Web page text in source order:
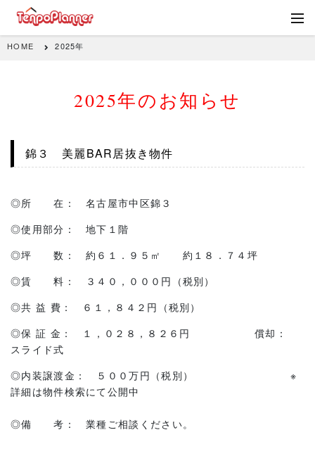
HOME 2025年
2025年のお知らせ
錦３ 美麗BAR居抜き物件
◎所 在： 名古屋市中区錦３
◎使用部分： 地下１階
◎坪 数： 約６１．９５㎡ 約１８．７４坪
◎賃 料： ３４０，０００円（税別）
◎共 益 費： ６１，８４２円（税別）
◎保 証 金： １，０２８，８２６円 償却：
スライド式
◎内装譲渡金： ５００万円（税別） ※
詳細は物件検索にて公開中
◎備 考： 業種ご相談ください。